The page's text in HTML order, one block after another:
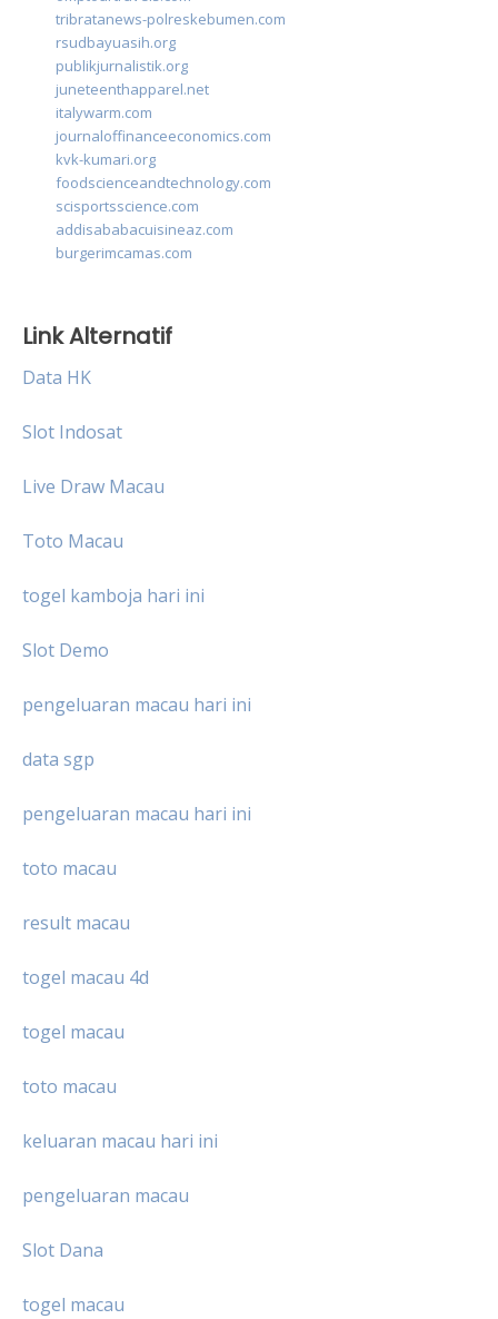
tribratanews-polreskebumen.com
rsudbayuasih.org
publikjurnalistik.org
juneteenthapparel.net
italywarm.com
journaloffinanceeconomics.com
kvk-kumari.org
foodscienceandtechnology.com
scisportsscience.com
addisababacuisineaz.com
burgerimcamas.com
Link Alternatif
Data HK
Slot Indosat
Live Draw Macau
Toto Macau
togel kamboja hari ini
Slot Demo
pengeluaran macau hari ini
data sgp
pengeluaran macau hari ini
toto macau
result macau
togel macau 4d
togel macau
toto macau
keluaran macau hari ini
pengeluaran macau
Slot Dana
togel macau